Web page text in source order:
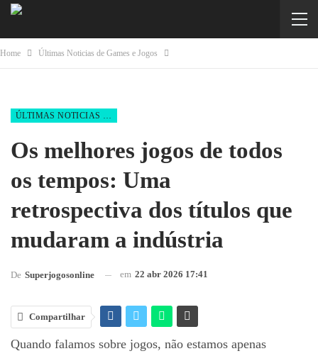
Home Últimas Noticias de Games e Jogos
ÚLTIMAS NOTICIAS DE GAMES E JOGOS
Os melhores jogos de todos
os tempos: Uma
retrospectiva dos títulos que
mudaram a indústria
De Superjogosonline em 22 abr 2026 17:41
Compartilhar
Quando falamos sobre jogos, não estamos apenas